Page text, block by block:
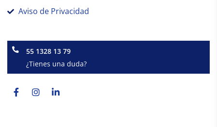
Aviso de Privacidad
55 1328 13 79
¿Tienes una duda?
f